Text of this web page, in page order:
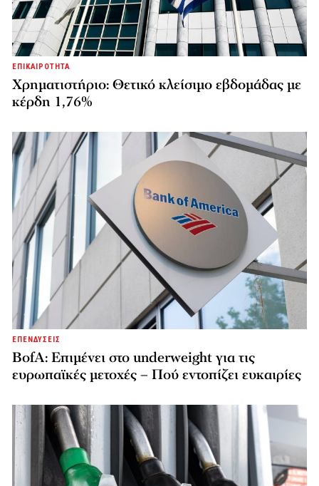
ΕΠΙΚΑΙΡΟΤΗΤΑ
Χρηματιστήριο: Θετικό κλείσιμο εβδομάδας με
κέρδη 1,76%
ΕΠΕΝΔΥΣΕΙΣ
BofA: Επιμένει στο underweight για τις
ευρωπαϊκές μετοχές – Πού εντοπίζει ευκαιρίες